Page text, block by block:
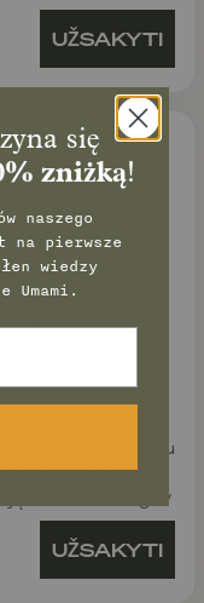
UŽSAKYTI
laktozy
Typ diety:
mięsa z
bez
jaja, nabiał
owoce *
laktozy, bez cukru
laktozy,
kwasów omega *
UŽSAKYTI
się
zniżką!
naszego
na pierwsze
wiedzy